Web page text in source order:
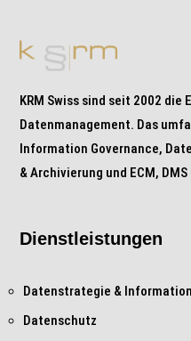
KRM Swiss sind seit 2002 die
Datenmanagement. Das
Information Governance,
& Archivierung und ECM,
Dienstleistungen
Datenstrategie &
Datenschutz